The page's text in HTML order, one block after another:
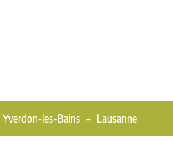
les-Bains – Lausanne